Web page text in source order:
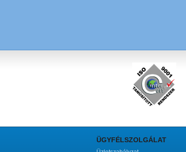
ÜGYFÉLSZOLGÁLAT